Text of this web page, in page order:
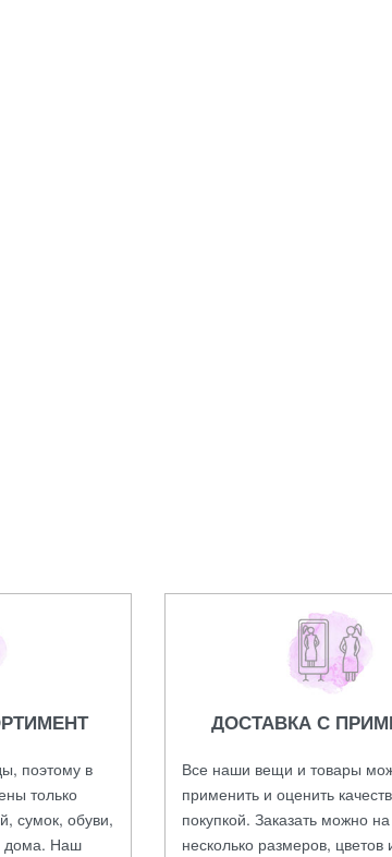
поэтому в
только
сумок, обуви,
дома. Наш
ДОСТАВКА С
Все наши вещи и товары
применить и оценить
покупкой. Заказать можно
несколько размеров,